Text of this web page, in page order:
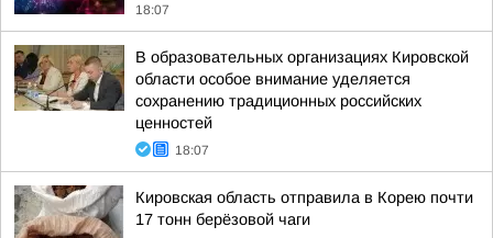
18:07
В образовательных организациях Кировской
области особое внимание уделяется
сохранению традиционных российских
ценностей
18:07
Кировская область отправила в Корею почти
17 тонн берёзовой чаги